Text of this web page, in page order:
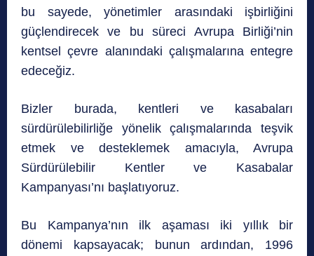
bu sayede, yönetimler arasındaki işbirliğini
güçlendirecek ve bu süreci Avrupa Birliği’nin
kentsel çevre alanındaki çalışmalarına entegre
edeceğiz.
Bizler burada, kentleri ve kasabaları
sürdürülebilirliğe yönelik çalışmalarında teşvik
etmek ve desteklemek amacıyla, Avrupa
Sürdürülebilir Kentler ve Kasabalar
Kampanyası’nı başlatıyoruz.
Bu Kampanya’nın ilk aşaması iki yıllık bir
dönemi kapsayacak; bunun ardından, 1996